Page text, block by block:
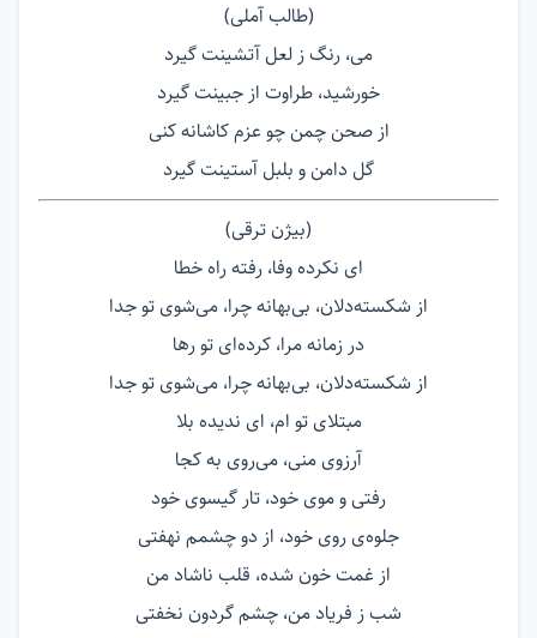
(طالب آملی)
می، رنگ ز لعل آتشینت گیرد
خورشید، طراوت از جبینت گیرد
از صحن چمن چو عزم کاشانه کنی
گل دامن و بلبل آستینت گیرد
(بیژن ترقی)
ای نکرده وفا، رفته راه خطا
از شکسته‌دلان، بی‌بهانه چرا، می‌شوی تو جدا
در زمانه مرا، کرده‌ای تو رها
از شکسته‌دلان، بی‌بهانه چرا، می‌شوی تو جدا
مبتلای تو ام، ای ندیده بلا
آرزوی منی، می‌روی به کجا
رفتی و موی خود، تار گیسوی خود
جلوه‌ی روی خود، از دو چشمم نهفتی
از غمت خون شده، قلب ناشاد من
شب ز فریاد من، چشم گردون نخفتی